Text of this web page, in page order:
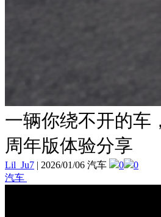
一辆你绕不开的车
周年版体验分享
Lil_Ju7 | 2026/01/06 汽车 0
0
汽车